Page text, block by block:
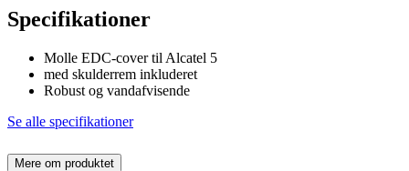
Specifikationer
Molle EDC-cover til Alcatel 5
med skulderrem inkluderet
Robust og vandafvisende
Se alle specifikationer
Mere om produktet